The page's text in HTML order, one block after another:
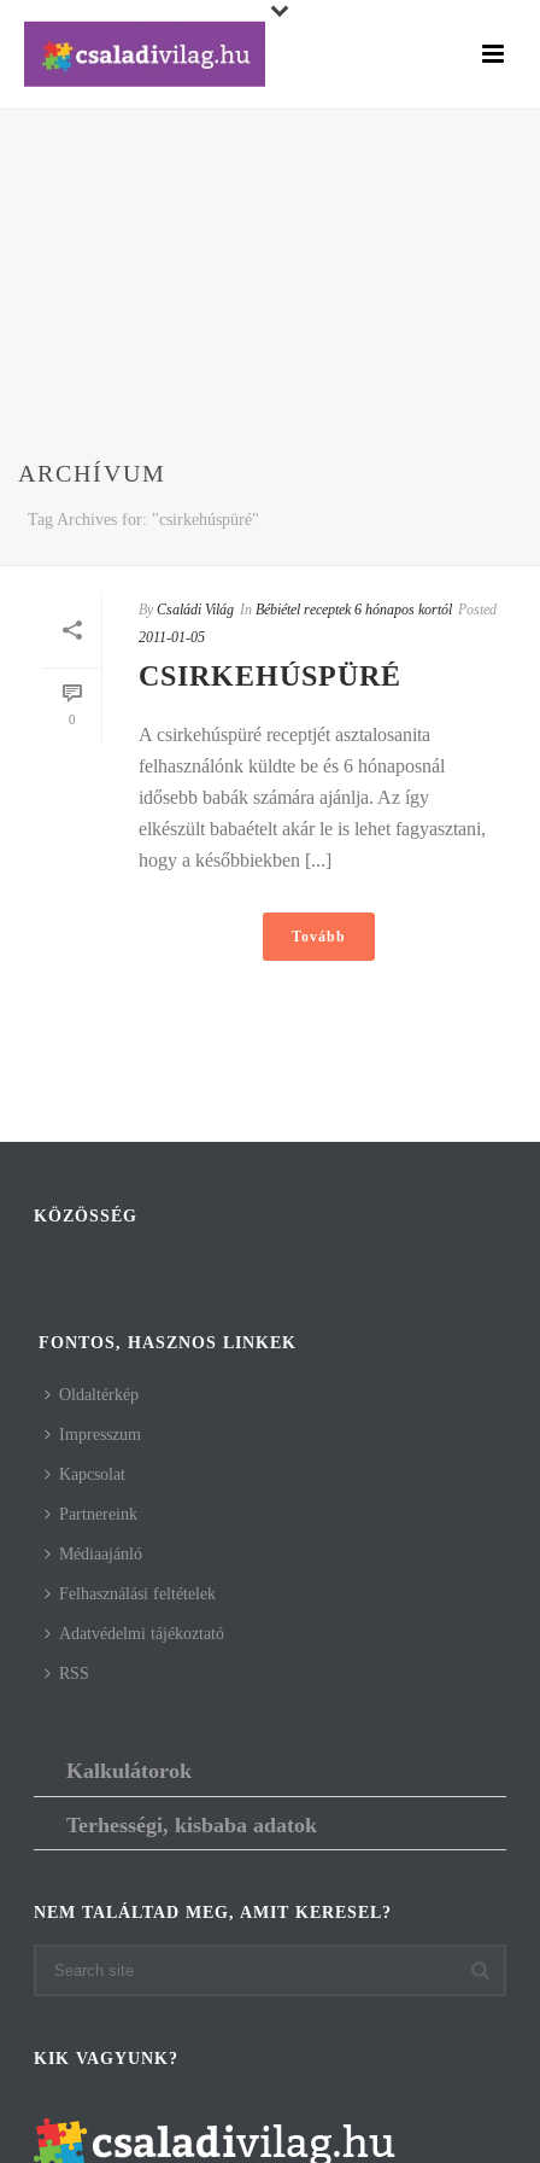
ARCHÍVUM
Tag Archives for: "csirkehúspüré"
0
By Családi Világ In Bébiétel receptek 6 hónapos kortól Posted
2011-01-05
CSIRKEHÚSPÜRÉ
A csirkehúspüré receptjét asztalosanita
felhasználónk küldte be és 6 hónaposnál
idősebb babák számára ajánlja. Az így
elkészült babaételt akár le is lehet fagyasztani,
hogy a későbbiekben [...]
Tovább
KÖZÖSSÉG
FONTOS, HASZNOS LINKEK
Oldaltérkép
Impresszum
Kapcsolat
Partnereink
Médiaajánló
Felhasználási feltételek
Adatvédelmi tájékoztató
RSS
Kalkulátorok
Terhességi, kisbaba adatok
NEM TALÁLTAD MEG, AMIT KERESEL?
KIK VAGYUNK?